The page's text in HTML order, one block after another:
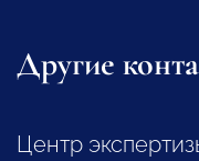
Другие
Центр